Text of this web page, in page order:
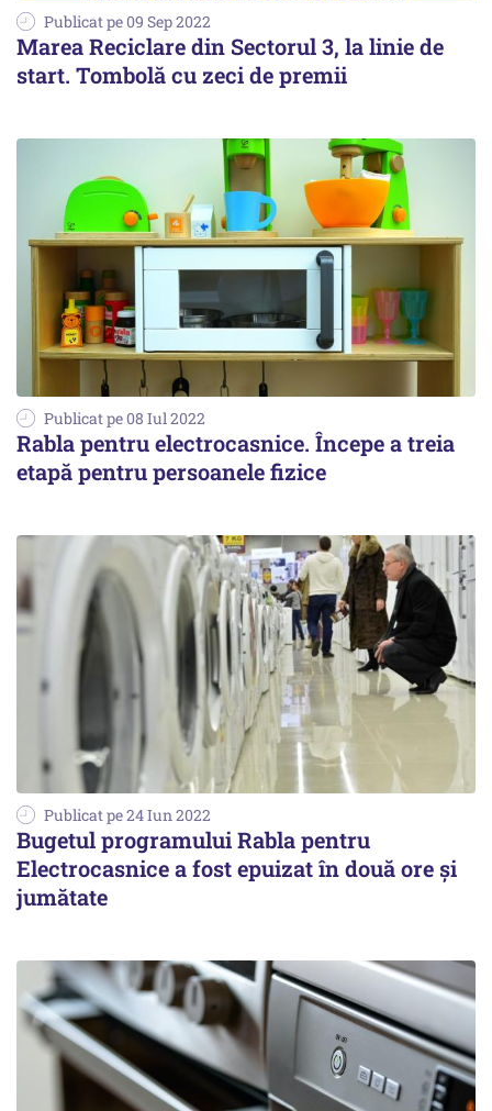
Publicat pe 09 Sep 2022
Marea Reciclare din Sectorul 3, la linie de
start. Tombolă cu zeci de premii
Publicat pe 08 Iul 2022
Rabla pentru electrocasnice. Începe a treia
etapă pentru persoanele fizice
Publicat pe 24 Iun 2022
Bugetul programului Rabla pentru
Electrocasnice a fost epuizat în două ore şi
jumătate